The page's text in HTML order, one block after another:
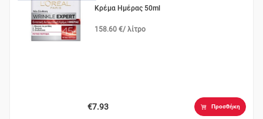
Κρέμα Ημέρας 50ml
158.60 €/ λίτρο
€7.93 Προσθήκη